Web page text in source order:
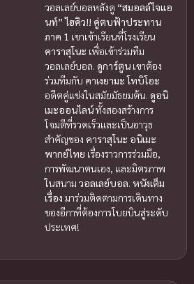
วอลเลย์บอลหลังดู “สมอลล์ไจแอ
นท์” ไฮคิว!! คู่ตบฟ้าประทาน
ภาค 1 เขาเข้าเรียนที่โรงเรียน
คาราสุโนะ เพื่อเข้าร่วมทีม
วอลเลย์บอล. ดูการ์ตูน เขาต้อง
ร่วมทีมกับ คาเงยามะ โทบิโอะ
อดีตคู่แข่งในสมัยมัธยมต้น. ดูอนิ
เมะออนไลน์ทั้งสองสร้างการ
โจมตีที่รวดเร็วและเป็นอาวุธ
สำคัญของ คาราสุโนะ อนิเมะ
พากย์ไทย เรื่องราวการร่วมมือ,
การพัฒนาตนเอง, และมิตรภาพ
ในสนาม วอลเลย์บอล. หนังเต็ม
เรื่อง มาร่วมติดตามการเดินทาง
ของอีกาที่ต้องการโบยบินสู่ระดับ
ประเทศ!